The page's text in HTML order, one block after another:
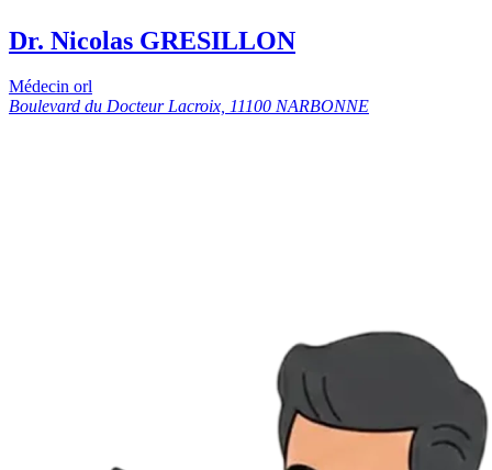
Dr. Nicolas GRESILLON
Médecin orl
Boulevard du Docteur Lacroix, 11100 NARBONNE